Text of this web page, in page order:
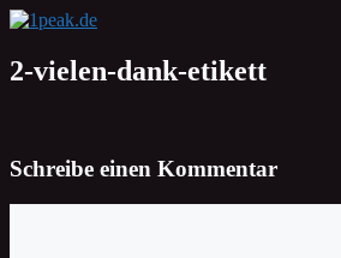
Zum
springen
2-vielen-dank-etikett
Schreibe einen Kommentar